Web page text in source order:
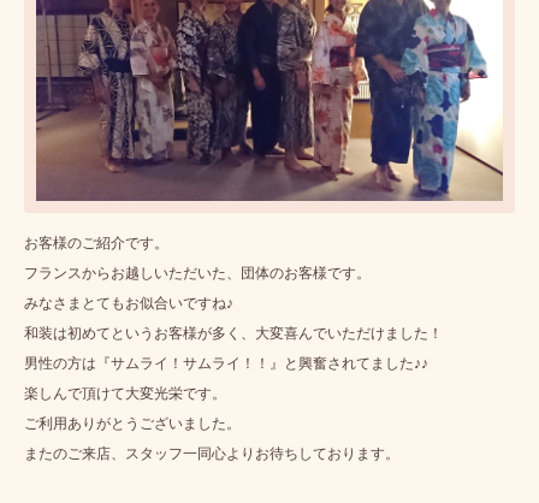
お客様のご紹介です。
フランスからお越しいただいた、団体のお客様です。
みなさまとてもお似合いですね♪
和装は初めてというお客様が多く、大変喜んでいただけました！
男性の方は『サムライ！サムライ！！』と興奮されてました♪♪
楽しんで頂けて大変光栄です。
ご利用ありがとうございました。
またのご来店、スタッフ一同心よりお待ちしております。